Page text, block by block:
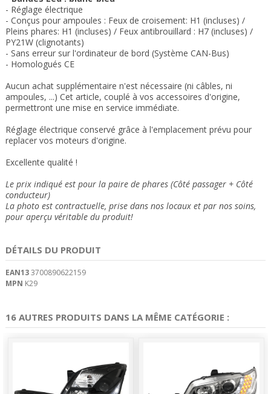
- Réglage électrique
- Conçus pour ampoules : Feux de croisement: H1 (incluses) /
Pleins phares: H1 (incluses) / Feux antibrouillard : H7 (incluses) /
PY21W (clignotants)
- Sans erreur sur l'ordinateur de bord (Système CAN-Bus)
- Homologués CE
Aucun achat supplémentaire n'est nécessaire (ni câbles, ni
ampoules, ...) Cet article, couplé à vos accessoires d'origine,
permettront une mise en service immédiate.
Réglage électrique conservé grâce à l'emplacement prévu pour
replacer vos moteurs d'origine.
Excellente qualité !
Le prix indiqué est pour la paire de phares (Côté passager + Côté
conducteur)
La photo est contractuelle, prise dans nos locaux et par nos soins,
pour aperçu véritable du produit!
DÉTAILS DU PRODUIT
EAN133700890622159
MPN K29
16 AUTRES PRODUITS DANS LA MÊME CATÉGORIE :